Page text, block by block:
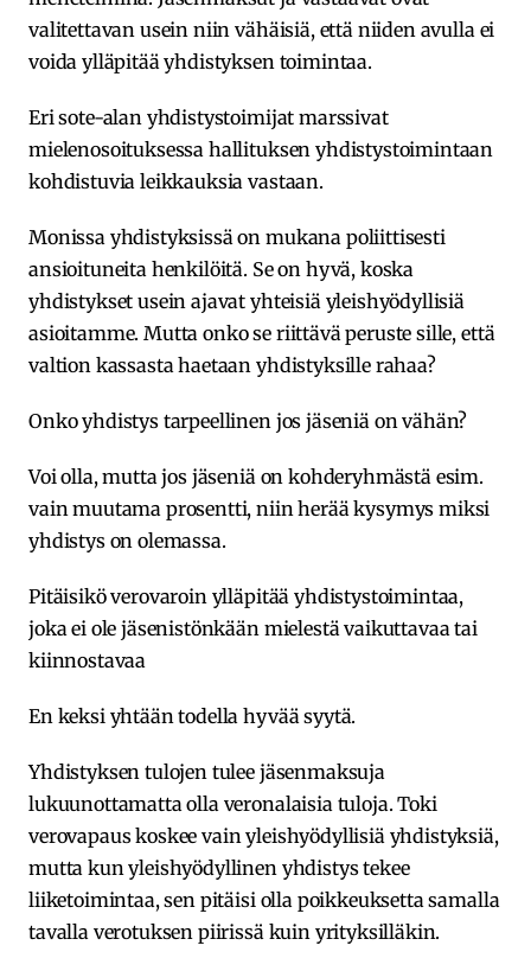
valitettavan usein niin vähäisiä, että niiden avulla ei
voida ylläpitää yhdistyksen toimintaa.
Eri sote-alan yhdistystoimijat marssivat
mielenosoituksessa hallituksen yhdistystoimintaan
kohdistuvia leikkauksia vastaan.
Monissa yhdistyksissä on mukana poliittisesti
ansioituneita henkilöitä. Se on hyvä, koska
yhdistykset usein ajavat yhteisiä yleishyödyllisiä
asioitamme. Mutta onko se riittävä peruste sille, että
valtion kassasta haetaan yhdistyksille rahaa?
Onko yhdistys tarpeellinen jos jäseniä on vähän?
Voi olla, mutta jos jäseniä on kohderyhmästä esim.
vain muutama prosentti, niin herää kysymys miksi
yhdistys on olemassa.
Pitäisikö verovaroin ylläpitää yhdistystoimintaa,
joka ei ole jäsenistönkään mielestä vaikuttavaa tai
kiinnostavaa
En keksi yhtään todella hyvää syytä.
Yhdistyksen tulojen tulee jäsenmaksuja
lukuunottamatta olla veronalaisia tuloja. Toki
verovapaus koskee vain yleishyödyllisiä yhdistyksiä,
mutta kun yleishyödyllinen yhdistys tekee
liiketoimintaa, sen pitäisi olla poikkeuksetta samalla
tavalla verotuksen piirissä kuin yrityksilläkin.